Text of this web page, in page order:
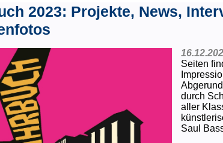
2023: Projekte, News,
Seiten
durch
aller
Saul